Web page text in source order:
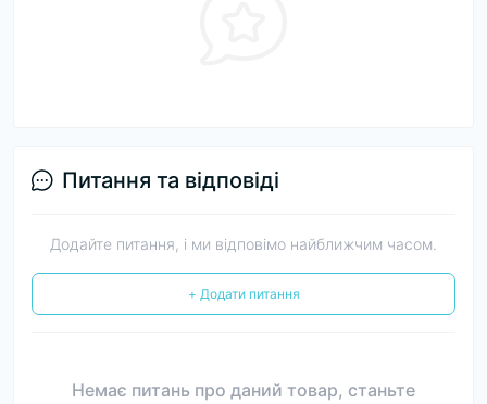
Питання та відповіді
Додайте питання, і ми відповімо найближчим часом.
+ Додати питання
Немає питань про даний товар, станьте